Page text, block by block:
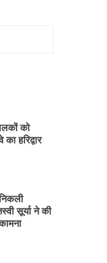
को
हरिद्वार
सूर्या ने की